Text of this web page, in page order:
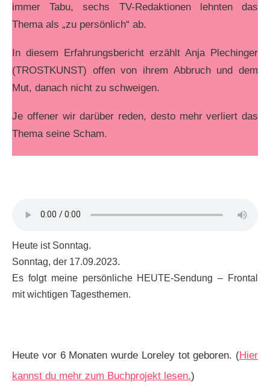
immer Tabu, sechs TV-Redaktionen lehnten das
Thema als „zu persönlich“ ab.
In diesem Erfahrungsbericht erzählt Anja Plechinger
(TROSTKUNST) offen von ihrem Abbruch und dem
Mut, danach nicht zu schweigen.
Je offener wir darüber reden, desto mehr verliert das
Thema seine Scham.
Heute ist Sonntag.
Sonntag, der 17.09.2023.
Es folgt meine persönliche HEUTE-Sendung – Frontal
mit wichtigen Tagesthemen.
Heute vor 6 Monaten wurde Loreley tot geboren. (Hier
kannst du mehr zum Buchprojekt lesen.)